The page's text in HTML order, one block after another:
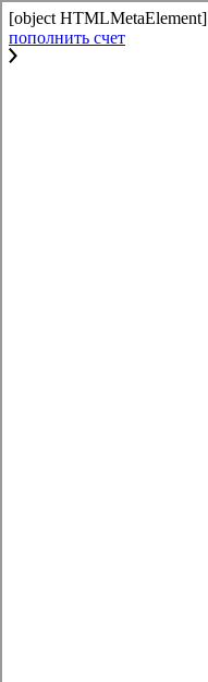
[object HTMLMetaElement]
пополнить счет